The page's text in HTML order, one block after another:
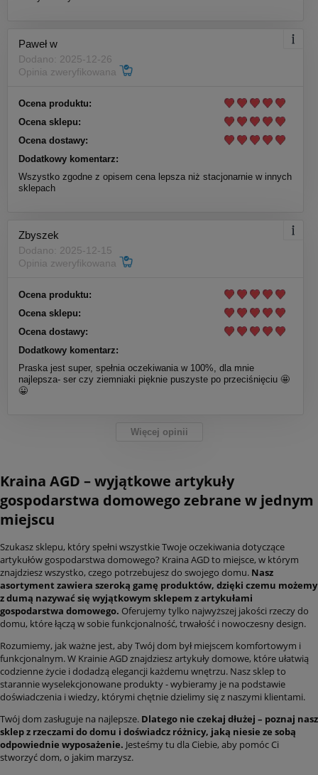
Paweł w
Dodano: 2025-12-26
Opinia zweryfikowana
Ocena produktu:
Ocena sklepu:
Ocena dostawy:
Dodatkowy komentarz:
Wszystko zgodne z opisem cena lepsza niż stacjonarnie w innych
sklepach
Zbyszek
Dodano: 2025-12-15
Opinia zweryfikowana
Ocena produktu:
Ocena sklepu:
Ocena dostawy:
Dodatkowy komentarz:
Praska jest super, spełnia oczekiwania w 100%, dla mnie
najlepsza- ser czy ziemniaki pięknie puszyste po przeciśnięciu 🤩
😀
Więcej opinii
Kraina AGD – wyjątkowe artykuły
gospodarstwa domowego zebrane w jednym
miejscu
Szukasz sklepu, który spełni wszystkie Twoje oczekiwania dotyczące
artykułów gospodarstwa domowego? Kraina AGD to miejsce, w którym
znajdziesz wszystko, czego potrzebujesz do swojego domu. Nasz
asortyment zawiera szeroką gamę produktów, dzięki czemu możemy
z dumą nazywać się wyjątkowym sklepem z artykułami
gospodarstwa domowego. Oferujemy tylko najwyższej jakości rzeczy do
domu, które łączą w sobie funkcjonalność, trwałość i nowoczesny design.
Rozumiemy, jak ważne jest, aby Twój dom był miejscem komfortowym i
funkcjonalnym. W Krainie AGD znajdziesz artykuły domowe, które ułatwią
codzienne życie i dodadzą elegancji każdemu wnętrzu. Nasz sklep to
starannie wyselekcjonowane produkty - wybieramy je na podstawie
doświadczenia i wiedzy, którymi chętnie dzielimy się z naszymi klientami.
Twój dom zasługuje na najlepsze. Dlatego nie czekaj dłużej – poznaj nasz
sklep z rzeczami do domu i doświadcz różnicy, jaką niesie ze sobą
odpowiednie wyposażenie. Jesteśmy tu dla Ciebie, aby pomóc Ci
stworzyć dom, o jakim marzysz.